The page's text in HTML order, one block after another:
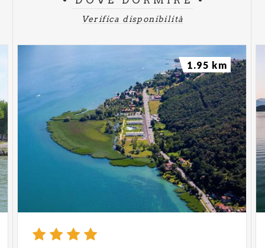
Verifica disponibilità
1.95 km